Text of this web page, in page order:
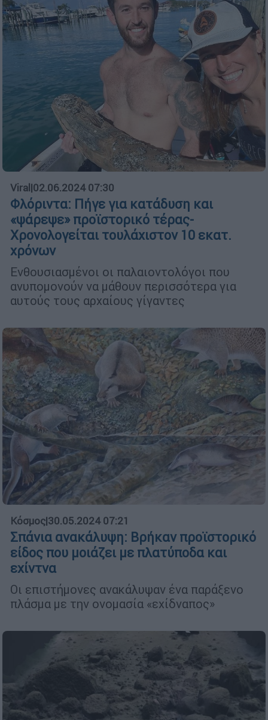
Viral |02.06.2024 07:30
Φλόριντα: Πήγε για κατάδυση και
«ψάρεψε» προϊστορικό τέρας-
Χρονολογείται τουλάχιστον 10 εκατ.
χρόνων
Ενθουσιασμένοι οι παλαιοντολόγοι που
ανυπομονούν να μάθουν περισσότερα για
αυτούς τους αρχαίους γίγαντες
Κόσμος|30.05.2024 07:21
Σπάνια ανακάλυψη: Βρήκαν προϊστορικό
είδος που μοιάζει με πλατύποδα και
εχίντνα
Οι επιστήμονες ανακάλυψαν ένα παράξενο
πλάσμα με την ονομασία «εχίδναπος»